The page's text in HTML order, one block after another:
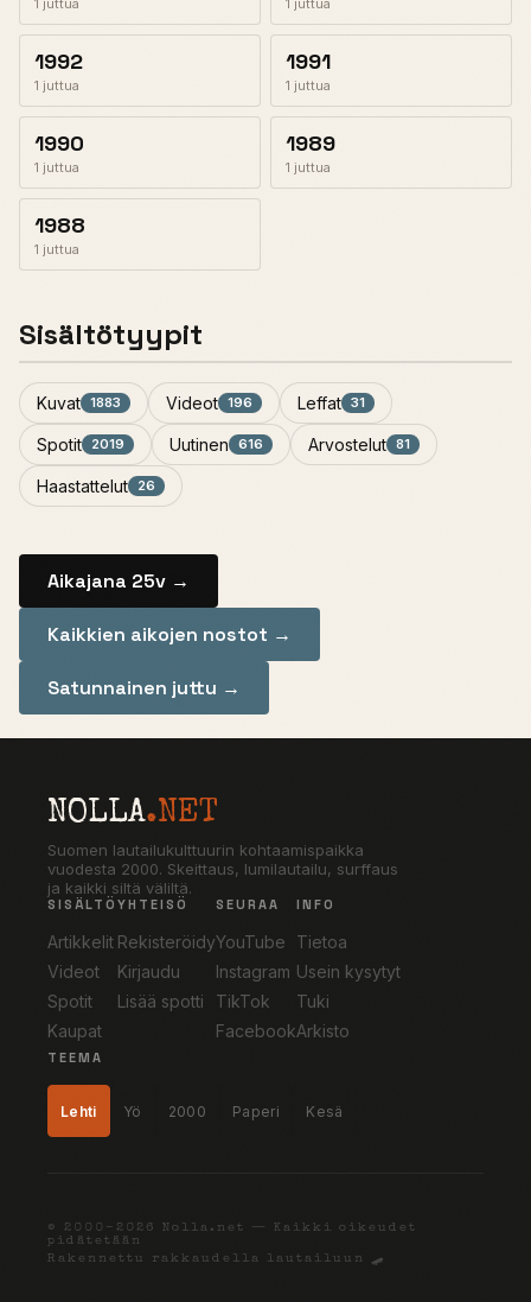
1 juttua 1 juttua
1992
1 juttua
1991
1 juttua
1990
1 juttua
1989
1 juttua
1988
1 juttua
Sisältötyypit
Kuvat 1883 Videot 196 Leffat 31
Spotit 2019 Uutinen 616 Arvostelut 81
Haastattelut 26
Aikajana 25v →
Kaikkien aikojen nostot →
Satunnainen juttu →
NOLLA.NET
Suomen lautailukulttuurin kohtaamispaikka
vuodesta 2000. Skeittaus, lumilautailu, surffaus
ja kaikki siltä väliltä.
SISÄLTÖ
Artikkelit
Videot
Spotit
Kaupat
YHTEISÖ
Rekisteröidy
Kirjaudu
Lisää spotti
SEURAA
YouTube
Instagram
TikTok
Facebook
INFO
Tietoa
Usein kysytyt
Tuki
Arkisto
TEEMA
Lehti Yö 2000 Paperi Kesä
© 2000–2026 Nolla.net — Kaikki oikeudet
pidätetään
Rakennettu rakkaudella lautailuun 🛹